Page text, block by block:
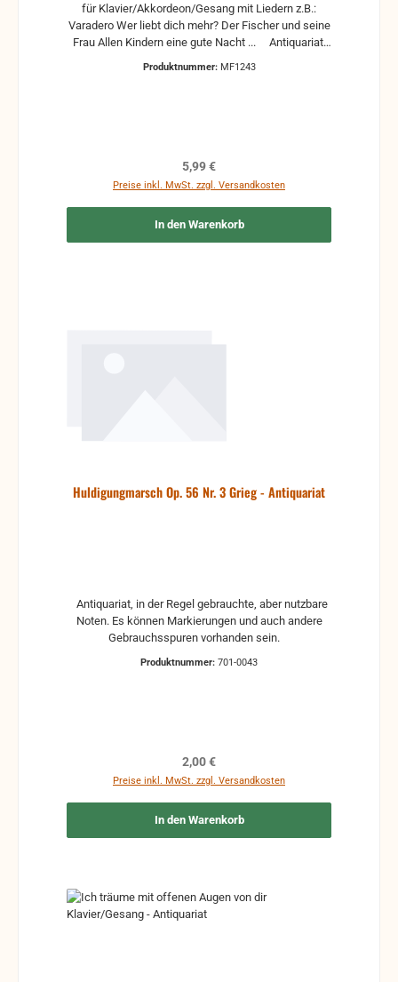
für Klavier/Akkordeon/Gesang mit Liedern z.B.:
Varadero Wer liebt dich mehr? Der Fischer und seine
Frau Allen Kindern eine gute Nacht ... Antiquariat,
Produktnummer: MF1243
Regulärer Preis:
5,99 €
Preise inkl. MwSt. zzgl. Versandkosten
In den Warenkorb
Huldigungmarsch Op. 56 Nr. 3 Grieg - Antiquariat
Noten. Es können Markierungen und auch andere
Produktnummer: 701-0043
Regulärer Preis:
2,00 €
Preise inkl. MwSt. zzgl. Versandkosten
In den Warenkorb